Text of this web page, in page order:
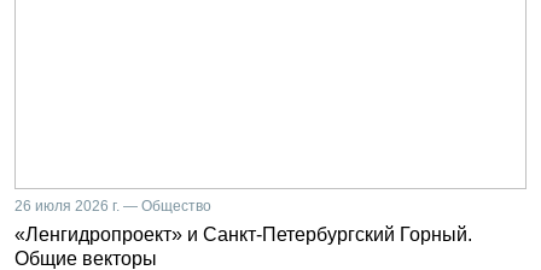
26 июля 2026 г. — Общество
«Ленгидропроект» и Санкт-Петербургский Горный.
Общие векторы